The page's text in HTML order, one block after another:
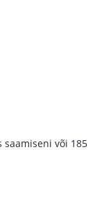
saamiseni või 185